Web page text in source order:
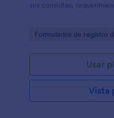
sus consultas,
Go to Category:
Formularios de registro
Usar
Vista